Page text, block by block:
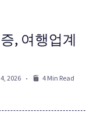
, 여행업계
2026 4 Min Read